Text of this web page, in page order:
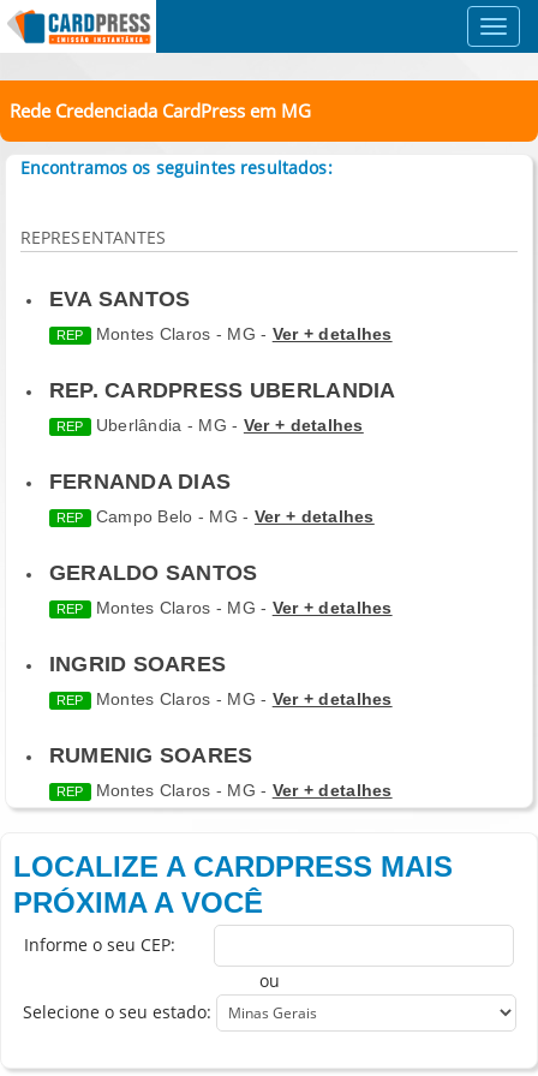
Rede Credenciada CardPress em MG
Encontramos os seguintes resultados:
REPRESENTANTES
EVA SANTOS
REP Montes Claros - MG - Ver + detalhes
REP. CARDPRESS UBERLANDIA
REP Uberlândia - MG - Ver + detalhes
FERNANDA DIAS
REP Campo Belo - MG - Ver + detalhes
GERALDO SANTOS
REP Montes Claros - MG - Ver + detalhes
INGRID SOARES
REP Montes Claros - MG - Ver + detalhes
RUMENIG SOARES
REP Montes Claros - MG - Ver + detalhes
LOCALIZE A CARDPRESS MAIS
PRÓXIMA A VOCÊ
Informe o seu CEP:
ou
Selecione o seu estado: